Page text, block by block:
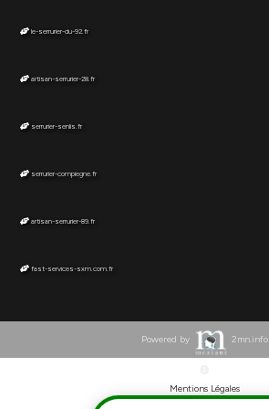
le-serrurier-du-92.fr
artisan-serrurier-28.fr
serrurier-senlis.fr
serrurier-compiegne.fr
artisan-serrurier-89.fr
fast-services-sxm.com.fr
Powered by 2mn.info
Mentions Légales